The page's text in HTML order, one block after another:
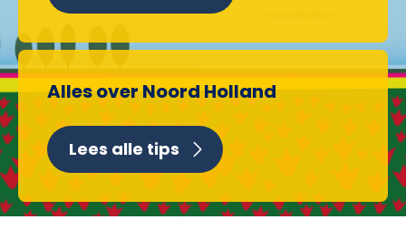
Alles over Noord Holland
Lees alle tips